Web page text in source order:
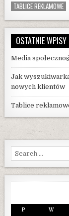
TABLICE REKLAMOWE
OSTATNIE WPISY
Media
Jak
nowych klientów
Tablice
Search
for:
P W